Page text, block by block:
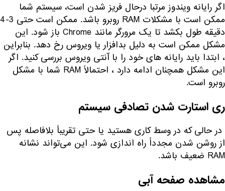
اگر رایانه ویندوز مرتبا درحال فریز شدن است، سیستم شما
ممکن است با مشکلات RAM روبرو باشد. ممکن است حتی 3-4
دقیقه طول بکشد تا یک مرورگر مانند Chrome باز شود. این
مشکل ممکن است به دلیل بدافزار یا ویروس رخ دهد. بنابراین
، ابتدا باید رایانه های خود را با آنتی ویروس بررسی کنید. اگر
این مشکل همچنان ادامه دارد ، احتمالاً RAM شما با مشکل
روبرو است.
ری استارت شدن تصادفی سیستم
در حالی که در وسط کاری هستید یا حتی تقریباً بلافاصله پس
از روشن شدن مجدداً راه اندازی شود. این می‌تواند نشانه
RAM ضعیف باشد.
مشاهده صفحه آبی